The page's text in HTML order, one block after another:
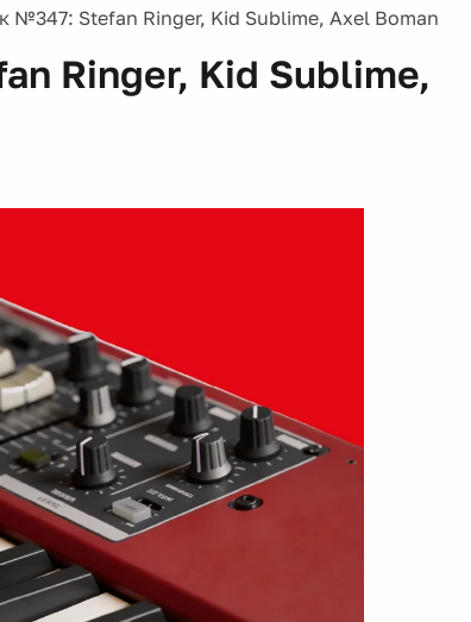
№347: Stefan Ringer, Kid Sublime, Axel Boman
Ringer, Kid Sublime,